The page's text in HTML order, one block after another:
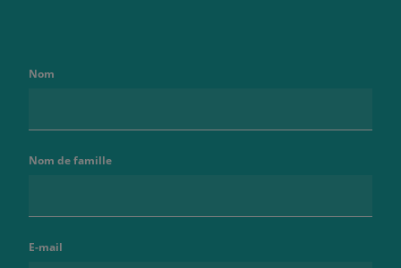
Nom
Nom de famille
E-mail